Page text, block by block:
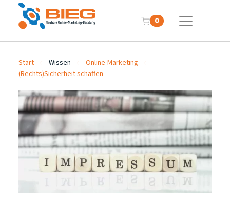
0
Start Wissen
Online-Marketing
(Rechts)Sicherheit schaffen